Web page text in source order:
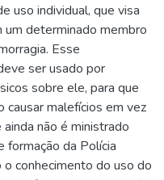
uso individual, que visa
determinado membro
Esse
ser usado por
sobre ele, para que
causar malefícios em vez
não é ministrado
formação da Polícia
conhecimento do uso do